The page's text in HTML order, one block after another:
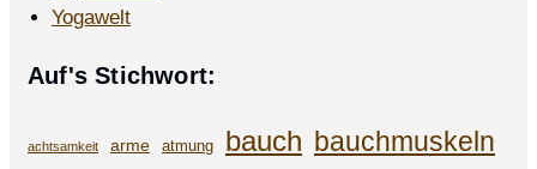
Yogawelt
Auf's Stichwort:
achtsamkeit arme atmung bauch bauchmuskeln